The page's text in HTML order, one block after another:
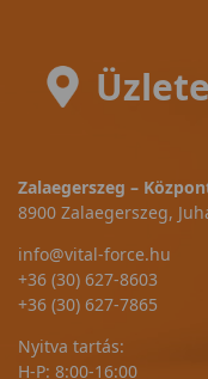
Zalaegerszeg –
8900 Zalaegerszeg,
info@vital-force.hu
+36 (30) 627-8603
+36 (30) 627-7865
Nyitva tartás:
H-P: 8:00-16:00